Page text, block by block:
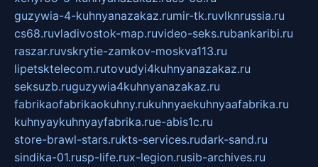
guzywia-4-kuhnyanazakaz.rumir-tk.ruvlknrussia.ru
cs68.ruvladivostok-map.ruvideo-seks.rubankaribi.ru
raszar.ruvskrytie-zamkov-moskva113.ru
lipetsktelecom.rutovudyi4kuhnyanazakaz.ru
seksuzb.ruguzywia4kuhnyanazakaz.ru
fabrikaofabrikaokuhny.rukuhnyaekuhnyaafabrika.ru
kuhnyaykuhnyayfabrika.rue-abis1c.ru
store-brawl-stars.rukts-services.rudark-sand.ru
sindika-01.rusp-life.rux-legion.rusib-archives.ru